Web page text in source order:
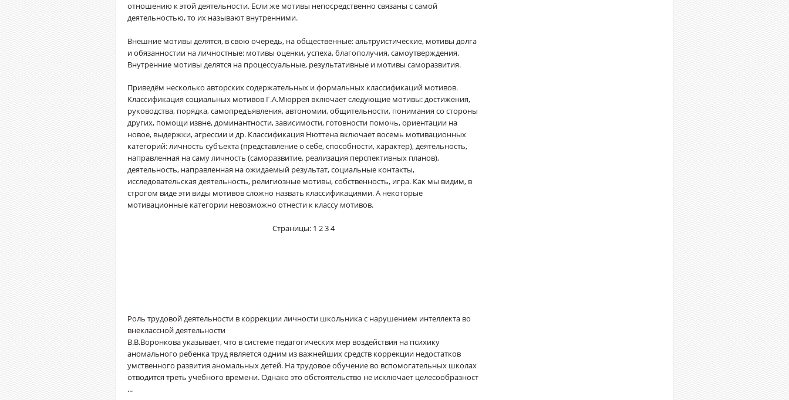
отношению к этой деятельности. Если же мотивы непосредственно связаны с самой
деятельностью, то их называют внутренними.
Внешние мотивы делятся, в свою очередь, на общественные: альтруистические, мотивы долга
и обязанностии на личностные: мотивы оценки, успеха, благополучия, самоутверждения.
Внутренние мотивы делятся на процессуальные, результативные и мотивы саморазвития.
Приведём несколько авторских содержательных и формальных классификаций мотивов.
Классификация социальных мотивов Г.А.Мюррея включает следующие мотивы: достижения,
руководства, порядка, самопредъявления, автономии, общительности, понимания со стороны
других, помощи извне, доминантности, зависимости, готовности помочь, ориентации на
новое, выдержки, агрессии и др. Классификация Нюттена включает восемь мотивационных
категорий: личность субъекта (представление о себе, способности, характер), деятельность,
направленная на саму личность (саморазвитие, реализация перспективных планов),
деятельность, направленная на ожидаемый результат, социальные контакты,
исследовательская деятельность, религиозные мотивы, собственность, игра. Как мы видим, в
строгом виде эти виды мотивов сложно назвать классификациями. А некоторые
мотивационные категории невозможно отнести к классу мотивов.
Страницы: 1 234
Роль трудовой деятельности в коррекции личности школьника с нарушением интеллекта во
внеклассной деятельности
В.В.Воронкова указывает, что в системе педагогических мер воздействия на психику
аномального ребенка труд является одним из важнейших средств коррекции недостатков
умственного развития аномальных детей. На трудовое обучение во вспомогательных школах
отводится треть учебного времени. Однако это обстоятельство не исключает целесообразност
...